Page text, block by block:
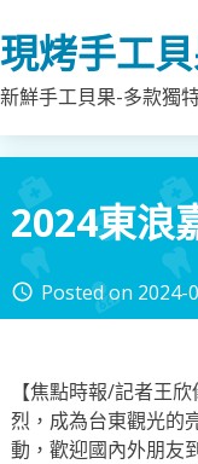
to
content
現烤手工
新鮮手工貝果-多款獨
2024東浪
access_time Posted on 2024-
【焦點時報/記者王
烈，成為台東觀光的
動，歡迎國內外朋友